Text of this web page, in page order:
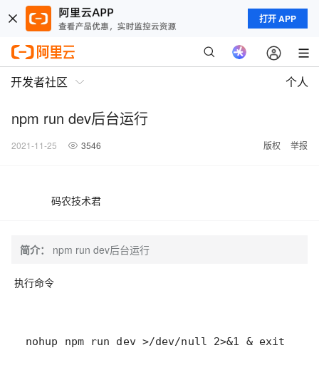
打开 APP
开发者社区 个人
npm run dev后台运行
2021-11-25 3546 版权 举报
码农技术君
简介： npm run dev后台运行
执行命令
nohup npm run dev >/dev/null 2>&1 & exit